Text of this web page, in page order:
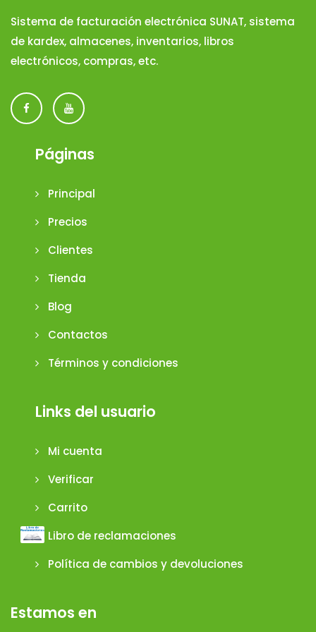
Sistema de facturación electrónica SUNAT, sistema
de kardex, almacenes, inventarios, libros
electrónicos, compras, etc.
Páginas
Principal
Precios
Clientes
Tienda
Blog
Contactos
Términos y condiciones
Links del usuario
Mi cuenta
Verificar
Carrito
Libro de reclamaciones
Política de cambios y devoluciones
Estamos en